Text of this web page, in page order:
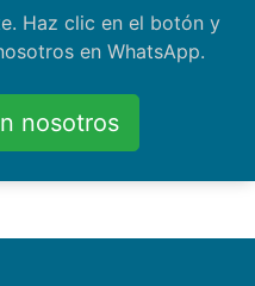
Haz clic en el botón y
en WhatsApp.
nosotros